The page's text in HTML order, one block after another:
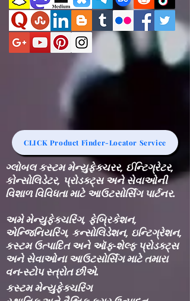
CLICK Product Finder-Locator Service
ગ્લોબલ કસ્ટમ મેન્યુફેક્ચરર, ઈન્ટિગ્રેટર,
કોન્સોલિડેટર, પ્રોડક્ટ્સ અને સેવાઓની
વિશાળ વિવિધતા માટે આઉટસોર્સિંગ પાર્ટનર.
અમે મેન્યુફેક્ચરિંગ, ફેબ્રિકેશન,
એન્જિનિયરિંગ, કન્સોલિડેશન, ઇન્ટિગ્રેશન,
કસ્ટમ ઉત્પાદિત અને ઑફ-શેલ્ફ પ્રોડક્ટ્સ
અને સેવાઓના આઉટસોર્સિંગ માટે તમારા
વન-સ્ટોપ સ્ત્રોત છીએ.
કસ્ટમ મેન્યુફેક્ચરિંગ